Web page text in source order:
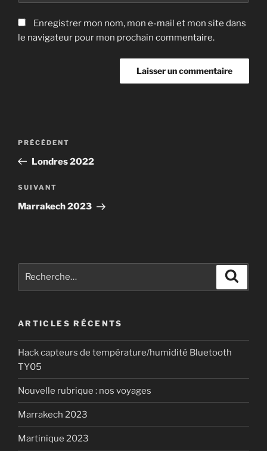
Enregistrer mon nom, mon e-mail et mon site dans
le navigateur pour mon prochain commentaire.
Navigation
l’article
Article
précédent
PRÉCÉDENT
Londres 2022
Article
suivant
SUIVANT
Marrakech 2023
ARTICLES RÉCENTS
Hack capteurs de température/humidité Bluetooth
TY05
Nouvelle rubrique : nos voyages
Marrakech 2023
Martinique 2023